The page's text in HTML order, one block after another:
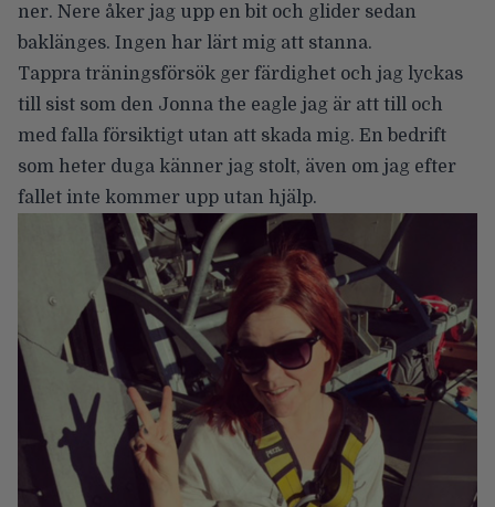
ner. Nere åker jag upp en bit och glider sedan
baklänges. Ingen har lärt mig att stanna.
Tappra träningsförsök ger färdighet och jag lyckas
till sist som den Jonna the eagle jag är att till och
med falla försiktigt utan att skada mig. En bedrift
som heter duga känner jag stolt, även om jag efter
fallet inte kommer upp utan hjälp.